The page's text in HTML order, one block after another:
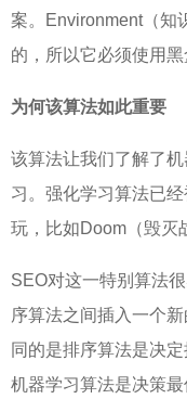
案。Environment（知
的，所以它必须使用黑
为何该算法如此重要
该算法让我们了解了
习。强化学习算法已
玩，比如Doom（毁灭
SEO对这一特别算法
序算法之间插入一个
同的是排序算法是决
机器学习算法是决策最